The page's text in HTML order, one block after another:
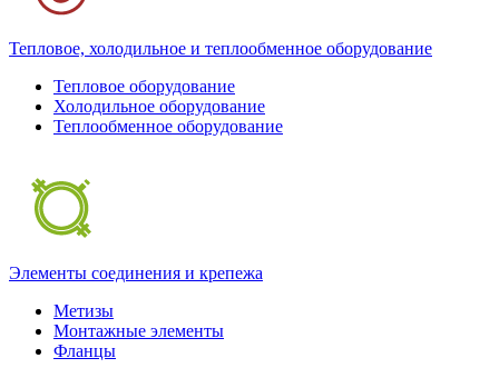
Тепловое, холодильное и теплообменное оборудование
Тепловое оборудование
Холодильное оборудование
Теплообменное оборудование
Элементы соединения и крепежа
Метизы
Монтажные элементы
Фланцы